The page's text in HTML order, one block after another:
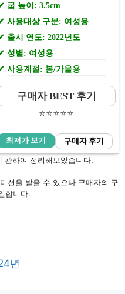
굽 높이: 3.5cm
사용대상 구분: 여성용
출시 연도: 2022년도
성별: 여성용
사용계절: 봄/가을용
구매자 BEST 후기
⭐️⭐️⭐️⭐️⭐️
최저가 보기 구매자 후기
관하여 정리해보았습니다.
션을 받을 수 있으나 구매자의 구
합니다.
년